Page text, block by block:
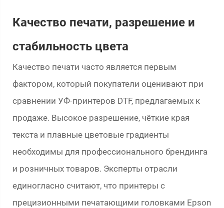
Качество печати, разрешение и
стабильность цвета
Качество печати часто является первым
фактором, который покупатели оценивают при
сравнении УФ-принтеров DTF, предлагаемых к
продаже. Высокое разрешение, чёткие края
текста и плавные цветовые градиенты
необходимы для профессионального брендинга
и розничных товаров. Эксперты отрасли
единогласно считают, что принтеры с
прецизионными печатающими головками Epson